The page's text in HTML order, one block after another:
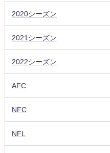
2020シーズン
2021シーズン
2022シーズン
AFC
NFC
NFL